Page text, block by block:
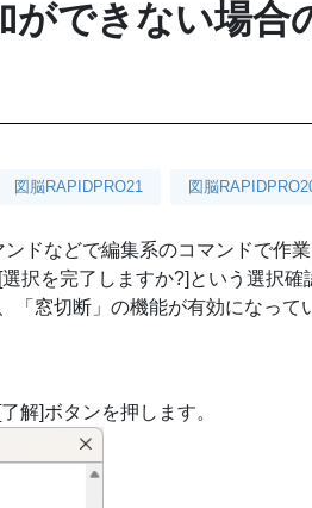
ができない場合
図脳RAPIDPRO21 図脳
ドなどで編集系のコマンドで作
択を完了しますか?]という選択
「窓切断」の機能が有効になって
解]ボタンを押します。